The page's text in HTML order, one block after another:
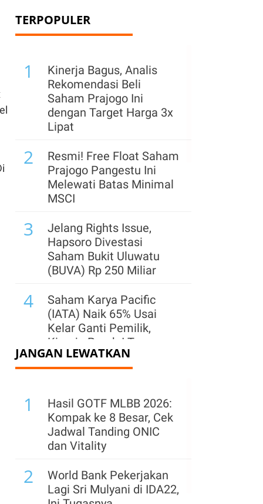
TERPOPULER
1
Kinerja Bagus, Analis
Rekomendasi Beli
Saham Prajogo Ini
dengan Target Harga 3x
Lipat
2
Resmi! Free Float Saham
Prajogo Pangestu Ini
Melewati Batas Minimal
MSCI
3
Jelang Rights Issue,
Hapsoro Divestasi
Saham Bukit Uluwatu
(BUVA) Rp 250 Miliar
4
Saham Karya Pacific
(IATA) Naik 65% Usai
Kelar Ganti Pemilik,
Kinerja Paruh I Turun
5
IHSG Berpeluang Uji
Rekomendasi Saham
PTRO, BNBR, GTSI, dan
BACH
Asing Borong Saham
Tambang Saat IHSG
Menguat Kemarin, Cek
yang Banyak Dikoleksi
JANGAN LEWATKAN
1
Hasil GOTF MLBB 2026:
Kompak ke 8 Besar, Cek
Jadwal Tanding ONIC
dan Vitality
2
World Bank Pekerjakan
Lagi Sri Mulyani di IDA22,